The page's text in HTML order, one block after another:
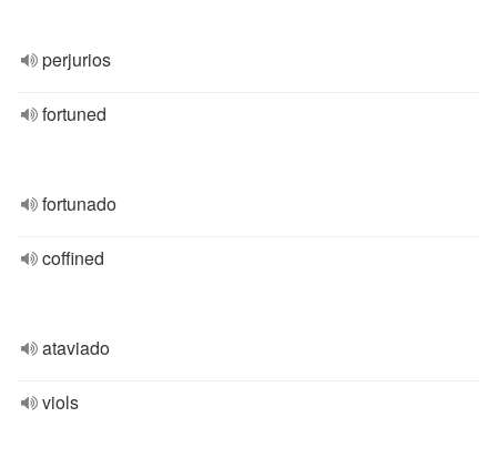
perjurios
fortuned
fortunado
coffined
ataviado
viols